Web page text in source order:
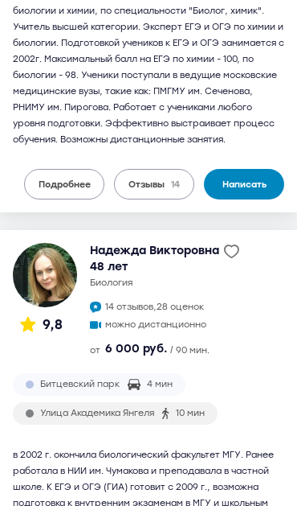
биологии и химии, по специальности "Биолог, химик".
Учитель высшей категории. Эксперт ЕГЭ и ОГЭ по химии и
биологии. Подготовкой учеников к ЕГЭ и ОГЭ занимается с
2002г. Максимальный балл на ЕГЭ по химии - 100, по
биологии - 98. Ученики поступали в ведущие московские
медицинские вузы, такие как: ПМГМУ им. Сеченова,
РНИМУ им. Пирогова. Работает с учениками любого
уровня подготовки. Эффективно выстраивает процесс
обучения. Возможны дистанционные занятия.
Подробнее Отзывы 14 Написать
9,8
Надежда Викторовна
48 лет
биология
14 отзывов,28 оценок
можно дистанционно
от 6 000 руб. / 90 мин.
Битцевский парк 4 мин
Улица Академика Янгеля 10 мин
в 2002 г. окончила биологический факультет МГУ. Ранее
работала в НИИ им. Чумакова и преподавала в частной
школе. К ЕГЭ и ОГЭ (ГИА) готовит с 2009 г., возможна
подготовка к внутренним экзаменам в МГУ и школьным